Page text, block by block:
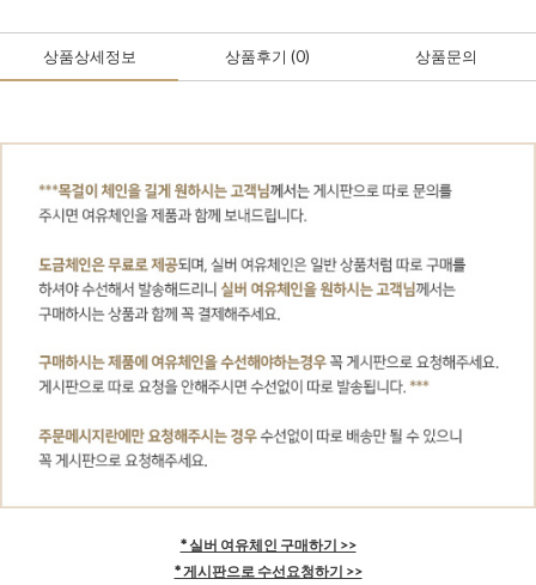
상품상세정보 상품후기 (0) 상품문의
* 실버 여유체인 구매하기 >>
* 게시판으로 수선요청하기 >>